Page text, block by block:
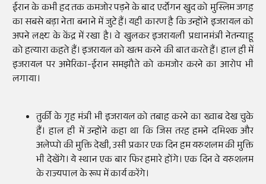
ईरान के कभी हद तक कमजोर पड़ने के बाद एर्दोगन खुद को मुस्लिम जगह
का सबसे बड़ा नेता बनाने में जुटे हैं। यही कारण है कि उन्होंने इजरायल को
अपने लक्ष्य के केंद्र में रखा है। वे खुलकर इजरायली प्रधानमंत्री नेतन्याहू
को हत्यारा कहते हैं। इजरायल को खत्म करने की बात करते हैं। हाल ही में
इजरायल पर अमेरिका-ईरान समझौते को कमजोर करने का आरोप भी
लगाया।
तुर्की के गृह मंत्री भी इजरायल को तबाह करने का ख्वाब देख चुके
हैं। हाल ही में उन्होंने कहा था कि जिस तरह हमने दमिश्क और
अलेप्पो की मुक्ति देखी, उसी प्रकार एक दिन हम यरुशलम की मुक्ति
भी देखेंगे। ये स्थान एक बार फिर हमारे होंगे। एक दिन वे यरुशलम
के राज्यपाल के रूप में कार्य करेंगे।